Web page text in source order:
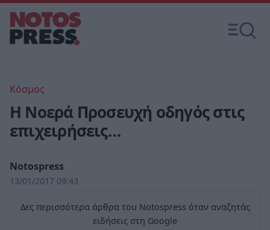
Κόσμος
Η Νοερά Προσευχή οδηγός στις
επιχειρήσεις…
Notospress
13/01/2017 09:43
Δες περισσότερα άρθρα του Notospress όταν αναζητάς
ειδήσεις στη Google